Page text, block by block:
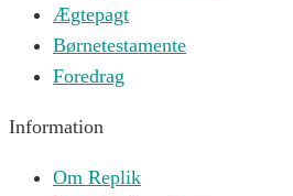
Ægtepagt
Børnetestamente
Foredrag
Information
Om Replik